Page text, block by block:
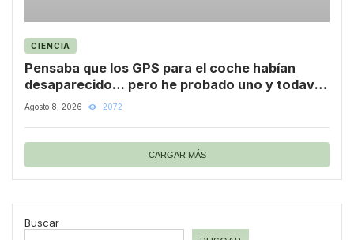
CIENCIA
Pensaba que los GPS para el coche habían
desaparecido… pero he probado uno y todavía
son útiles para algunas cosas
Agosto 8, 2026 2072
CARGAR MÁS
Buscar